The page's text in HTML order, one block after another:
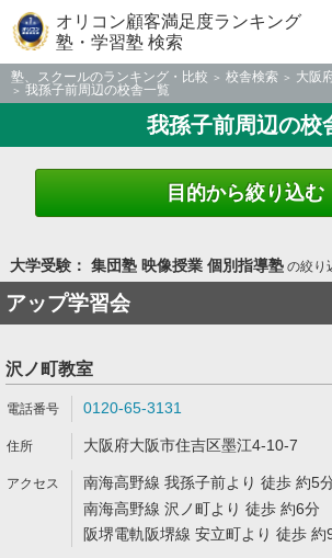
オリコン顧客満足度ランキング
塾・学習塾 検索
塾、スクールのランキング・比較 校舎検索
大阪
我孫子前周辺の校舎一覧
我孫子前周辺の校
目的から絞り込む
大学受験： 集団塾 映像授業 個別指導塾の絞り
アップ学習会
沢ノ町教室
0120-65-3131
大阪府大阪市住吉区墨江4-10-7
南海高野線 我孫子前より 徒歩 約5
南海高野線 沢ノ町より 徒歩 約6分
阪堺電軌阪堺線 安立町より 徒歩 約